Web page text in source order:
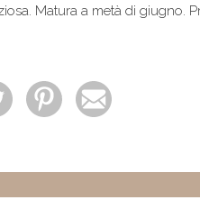
Matura a metà di giugno.